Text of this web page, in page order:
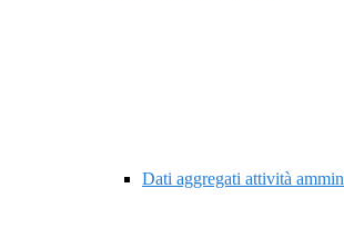
Dati aggregati attività